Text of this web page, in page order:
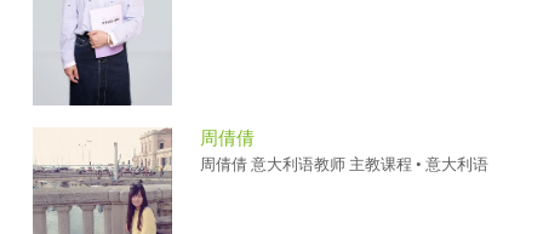
周倩倩
周倩倩 意大利语教师 主教课程 • 意大利语